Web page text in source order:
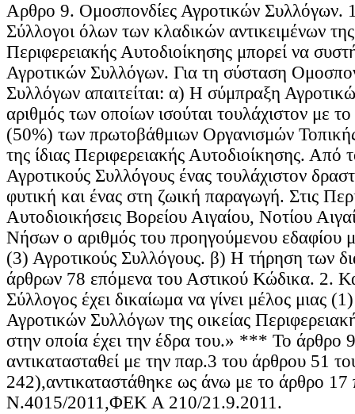
Αρθρο 9. Ομοσπονδίες Αγροτικών Συλλόγων.
Σύλλογοι όλων των κλαδικών αντικειμένων της
Περιφερειακής Αυτοδιοίκησης μπορεί να
Αγροτικών Συλλόγων. Για τη σύσταση
Συλλόγων απαιτείται: α) Η σύμπραξη
αριθμός των οποίων ισούται τουλάχιστον με
(50%) των πρωτοβάθμιων Οργανισμών
της ίδιας Περιφερειακής Αυτοδιοίκησης. Από
Αγροτικούς Συλλόγους ένας τουλάχιστον
φυτική και ένας στη ζωική παραγωγή. Στις
Αυτοδιοικήσεις Βορείου Αιγαίου, Νοτίου
Νήσων ο αριθμός του προηγούμενου εδαφίου
(3) Αγροτικούς Συλλόγους. β) Η τήρηση των
άρθρων 78 επόμενα του Αστικού Κώδικα. 2.
Σύλλογος έχει δικαίωμα να γίνει μέλος μιας
Αγροτικών Συλλόγων της οικείας
στην οποία έχει την έδρα του.» *** Το άρθρο
αντικατασταθεί με την παρ.3 του άρθρου 51
242),αντικαταστάθηκε ως άνω με το άρθρο 17
Ν.4015/2011,ΦΕΚ Α 210/21.9.2011.